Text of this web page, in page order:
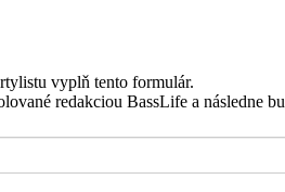
vyplň tento formulár.
redakciou BassLife a následne